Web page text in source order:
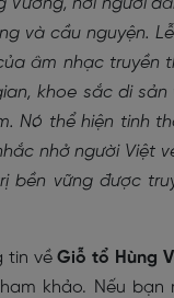
và cầu nguyện.
âm nhạc truyền
khoe sắc di
Nó thể hiện tinh
nhở người Việt
bền vững được
tin vềGiỗ tổ Hùng
khảo. Nếu bạn